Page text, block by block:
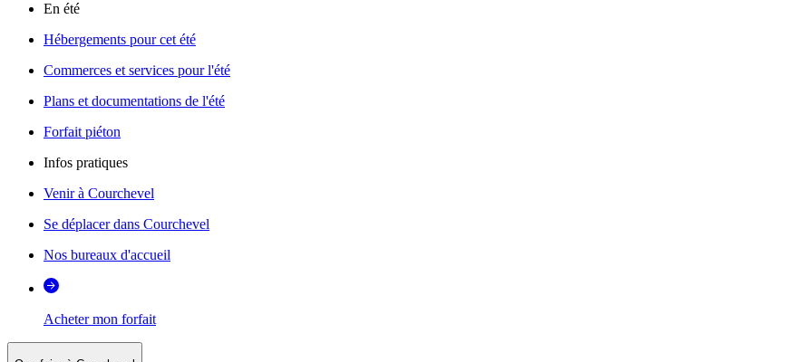
En été
Hébergements pour cet été
Commerces et services pour l'été
Plans et documentations de l'été
Forfait piéton
Infos pratiques
Venir à Courchevel
Se déplacer dans Courchevel
Nos bureaux d'accueil
Acheter mon forfait